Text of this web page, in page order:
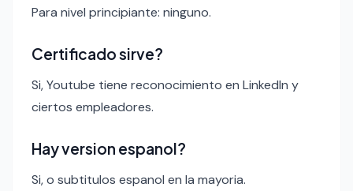
Para nivel principiante: ninguno.
Certificado sirve?
Si, Youtube tiene reconocimiento en LinkedIn y
ciertos empleadores.
Hay version espanol?
Si, o subtitulos espanol en la mayoria.